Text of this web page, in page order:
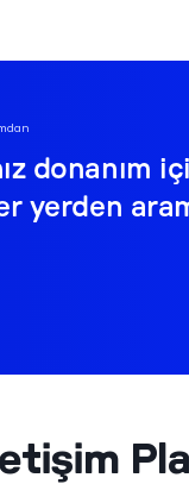
donanım
yerden